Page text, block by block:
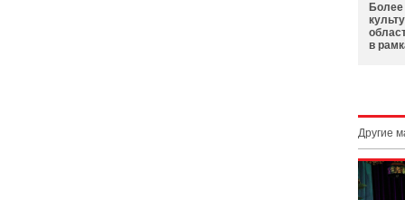
Более
в
Другие